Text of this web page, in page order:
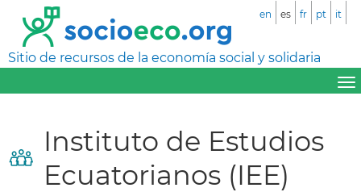
Sitio de recursos de la economía social y solidaria
en es fr pt it
Instituto de Estudios
Ecuatorianos (IEE)